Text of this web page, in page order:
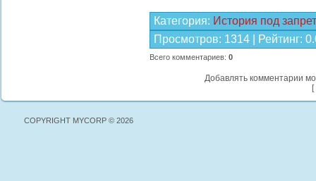
Категория: История под
Просмотров: 1314 Рейтинг:
Всего комментариев: 0
Добавлять комментарии
[
COPYRIGHT MYCORP © 2026